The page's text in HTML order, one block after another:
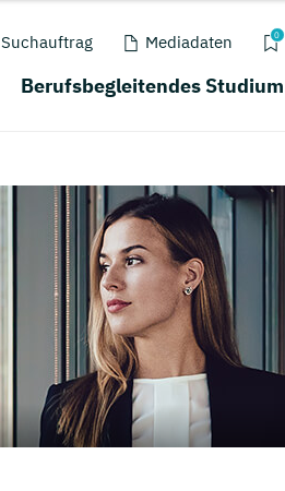
Suchauftrag Mediadaten 0
Berufsbegleitendes Studium